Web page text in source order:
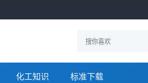
化工知识 标准下载